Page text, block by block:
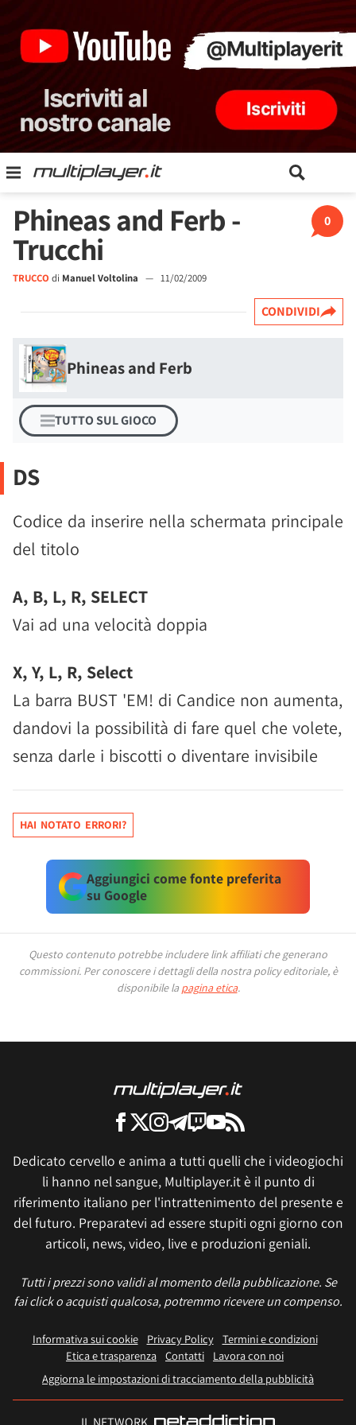
0
Phineas and Ferb -
Trucchi
TRUCCO di Manuel Voltolina — 11/02/2009
CONDIVIDI
Phineas and Ferb
TUTTO SUL GIOCO
DS
Codice da inserire nella schermata principale
del titolo
A, B, L, R, SELECT
Vai ad una velocità doppia
X, Y, L, R, Select
La barra BUST 'EM! di Candice non aumenta,
dandovi la possibilità di fare quel che volete,
senza darle i biscotti o diventare invisibile
HAI NOTATO ERRORI?
Aggiungici come fonte preferita
su Google
Questo contenuto potrebbe includere link affiliati che generano
commissioni. Per conoscere i dettagli della nostra policy editoriale, è
disponibile la pagina etica.
Dedicato cervello e anima a tutti quelli che i videogiochi
li hanno nel sangue, Multiplayer.it è il punto di
riferimento italiano per l'intrattenimento del presente e
del futuro. Preparatevi ad essere stupiti ogni giorno con
articoli, news, video, live e produzioni geniali.
Tutti i prezzi sono validi al momento della pubblicazione. Se
fai click o acquisti qualcosa, potremmo ricevere un compenso.
Informativa sui cookie Privacy Policy
Termini e condizioni
Etica e trasparenza Contatti
Lavora con noi
Aggiorna le impostazioni di tracciamento della pubblicità